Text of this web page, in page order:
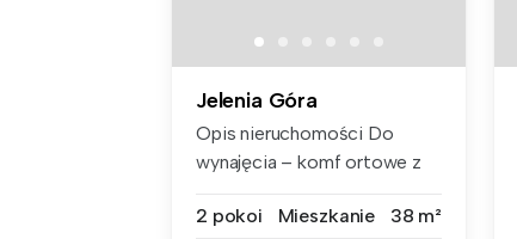
Jelenia Góra
Opis nieruchomości Do
wynajęcia – komf ortowe z
2 pokoi
Mieszkanie 38 m²